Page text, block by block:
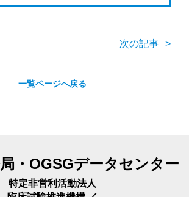
次の記事
一覧ページへ戻る
・OGSGデータセンター
特定非営利活動法人